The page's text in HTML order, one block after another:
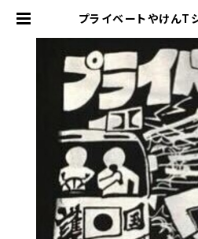
プライベートやけんT